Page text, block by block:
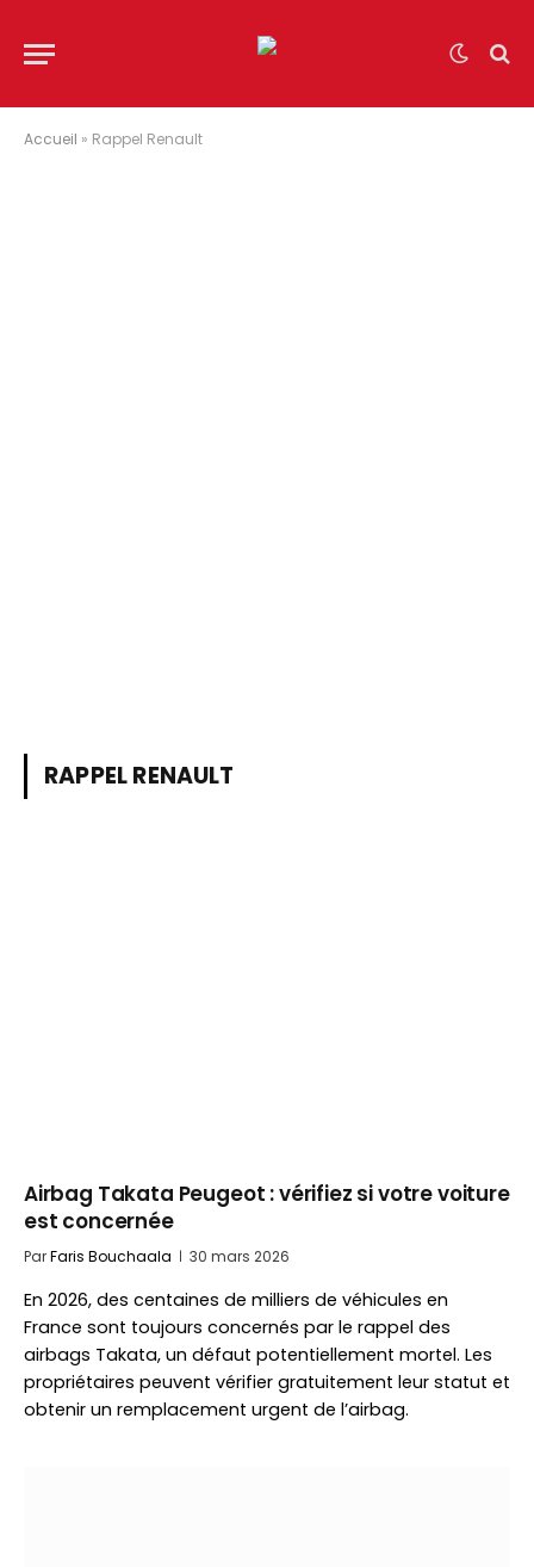
Accueil » Rappel Renault
RAPPEL RENAULT
Airbag Takata Peugeot : vérifiez si votre voiture
est concernée
ParFaris Bouchaala 30 mars 2026
En 2026, des centaines de milliers de véhicules en
France sont toujours concernés par le rappel des
airbags Takata, un défaut potentiellement mortel. Les
propriétaires peuvent vérifier gratuitement leur statut et
obtenir un remplacement urgent de l’airbag.